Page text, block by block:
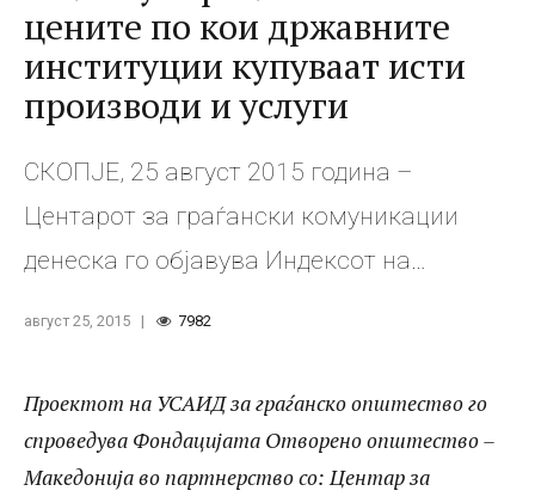
цените по кои државните
институции купуваат исти
производи и услуги
СКОПЈЕ, 25 август 2015 година –
Центарот за граѓански комуникации
денеска го објавува Индексот на
дезинсекција на комарци, системи за
електронска евиденција на работното
време, контејнери за отпад, собирање,
август 25, 2015 7982
Проектот на УСАИД за граѓанско општествого
спроведува Фондацијата Отворено општество –
Македонија во партнерство со: Центар за